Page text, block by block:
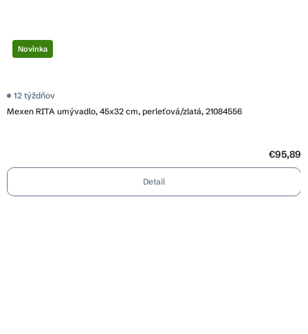
Novinka
Mexen RITA umývadlo, 45x32 cm, perleťová/zlatá, 21084556
12 týždňov
€95,89
Detail